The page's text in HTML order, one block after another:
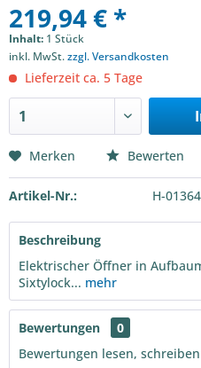
219,94 € *
Inhalt: 1 Stück
inkl. MwSt.zzgl. Versandkosten
Lieferzeit ca. 5 Tage
Merken Bewerten
Artikel-Nr.: H-
Beschreibung
Elektrischer Öffner in
Sixtylock... mehr
Bewertungen
0
Bewertungen lesen,